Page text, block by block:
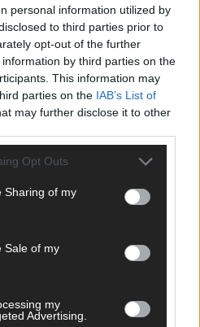
personal information utilized by
to third parties prior to
opt-out of the further
by third parties on the
This information may
parties on the IAB’s List of
may further disclose it to other
Opt Outs
Sharing of my
Sale of my
my
Advertising.
Fragen